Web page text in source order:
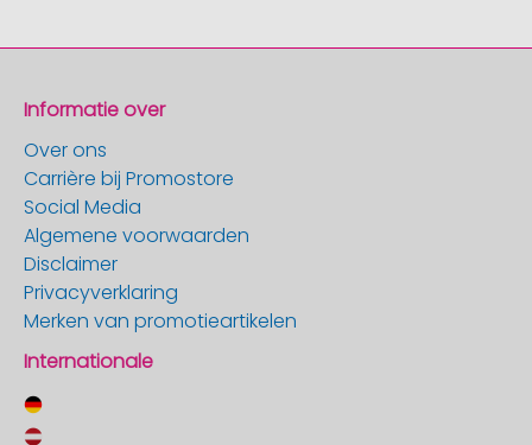
Informatie over
Over ons
Carrière bij Promostore
Social Media
Algemene voorwaarden
Disclaimer
Privacyverklaring
Merken van promotieartikelen
Internationale